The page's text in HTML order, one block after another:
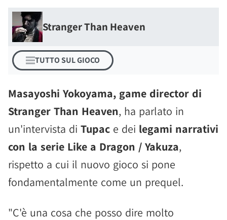
Stranger Than Heaven
TUTTO SUL GIOCO
Masayoshi Yokoyama, game director di
Stranger Than Heaven, ha parlato in
un'intervista di Tupac e dei legami narrativi
con la serie Like a Dragon / Yakuza,
rispetto a cui il nuovo gioco si pone
fondamentalmente come un prequel.
"C'è una cosa che posso dire molto